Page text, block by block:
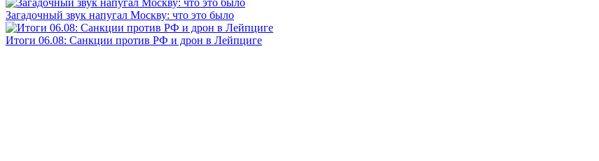
Загадочный звук напугал Москву: что это было
Итоги 06.08: Санкции против РФ и дрон в Лейпциге